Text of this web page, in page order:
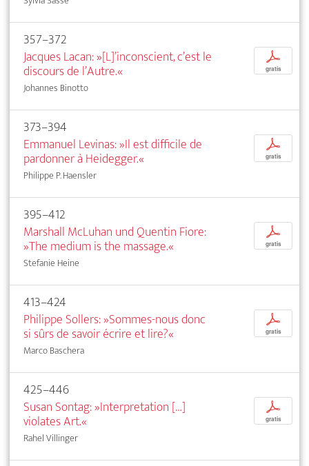
357–372
Jacques Lacan: »[L]’inconscient, c’est le
discours de l’Autre.«
Johannes Binotto
p
gratis
373–394
Emmanuel Levinas: »Il est difficile de
pardonner à Heidegger.«
Philippe P. Haensler
p
gratis
395–412
Marshall McLuhan und Quentin Fiore:
»The medium is the massage.«
Stefanie Heine
p
gratis
413–424
Philippe Sollers: »Sommes-nous donc
si sûrs de savoir écrire et lire?«
Marco Baschera
p
gratis
425–446
Susan Sontag: »Interpretation […]
violates Art.«
Rahel Villinger
p
gratis